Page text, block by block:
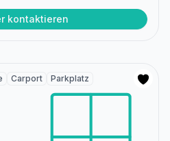
kontaktieren
Carport Parkplatz